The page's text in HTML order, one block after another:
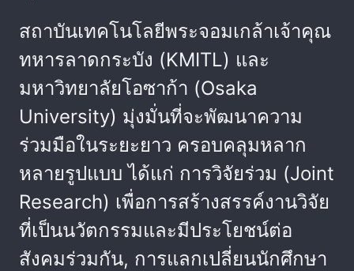
สถาบันเทคโนโลยีพระจอมเกล้าเจ้าคุณ
ทหารลาดกระบัง (KMITL) และ
มหาวิทยาลัยโอซาก้า (Osaka
University) มุ่งมั่นที่จะพัฒนาความ
ร่วมมือในระยะยาว ครอบคลุมหลาก
หลายรูปแบบ ได้แก่ การวิจัยร่วม (Joint
Research) เพื่อการสร้างสรรค์งานวิจัย
ที่เป็นนวัตกรรมและมีประโยชน์ต่อ
สังคมร่วมกัน, การแลกเปลี่ยนนักศึกษา